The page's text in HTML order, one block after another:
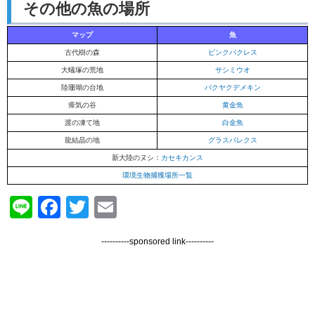
その他の魚の場所
マップ 魚
古代樹の森 ピンクパクレス
大蟻塚の荒地 サシミウオ
陸珊瑚の台地 バクヤクデメキン
瘴気の谷 黄金魚
渡の凍て地 白金魚
龍結晶の地 グラスパレクス
新大陸のヌシ： カセキカンス
環境生物捕獲場所一覧
LineFacebook
Twitter
----------sponsored link----------